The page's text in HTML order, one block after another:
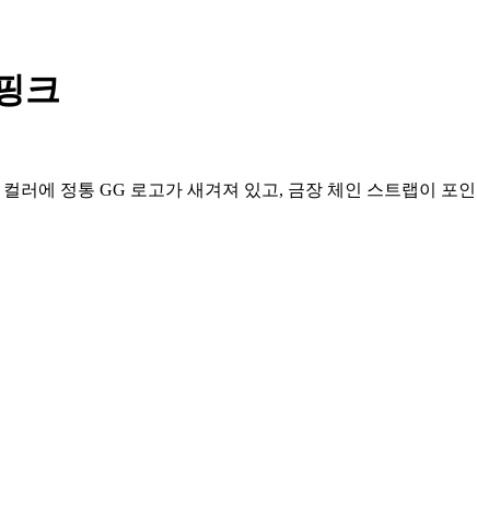
크
러에 정통 GG 로고가 새겨져 있고, 금장 체인 스트랩이 포